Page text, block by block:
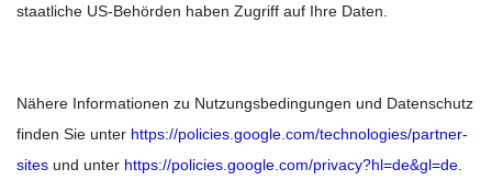
staatliche US-Behörden haben Zugriff auf Ihre Daten.
Nähere Informationen zu Nutzungsbedingungen und Datenschutz
finden Sie unter https://policies.google.com/technologies/partner-
sites und unter https://policies.google.com/privacy?hl=de&gl=de